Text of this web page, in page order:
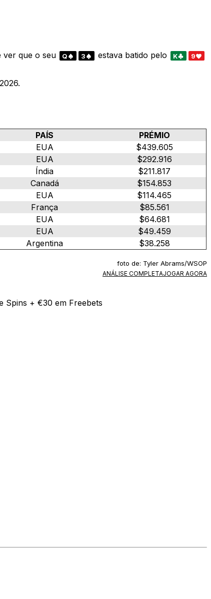
ver que o seu Q 3 estava batido pelo K 9
PAÍS
PRÉMIO
EUA
$439.605
EUA
$292.916
Índia
$211.817
Canadá
$154.853
EUA
$114.465
França
$85.561
EUA
$64.681
EUA
$49.459
Argentina $38.258
foto de: Tyler Abrams/WSOP
Spins + €30 em Freebets
ANÁLISE COMPLETAJOGAR AGORA